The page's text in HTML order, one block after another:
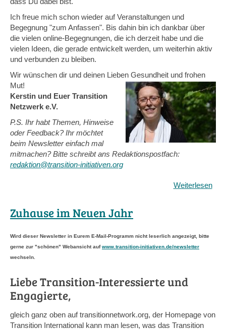
Ich freue mich schon wieder auf Veranstaltungen und
Begegnung "zum Anfassen". Bis dahin bin ich dankbar über
die vielen online-Begegnungen, die ich derzeit habe und die
vielen Ideen, die gerade entwickelt werden, um weiterhin aktiv
und verbunden zu bleiben.
Wir wünschen dir und deinen Lieben Gesundheit und frohen
Mut!
Kerstin und Euer Transition
Netzwerk e.V.
P.S. Ihr habt Themen, Hinweise
oder Feedback? Ihr möchtet
beim Newsletter einfach mal
mitmachen? Bitte schreibt ans Redaktionspostfach:
redaktion@transition-initiativen.org
Weiterlesen
Zuhause im Neuen Jahr
Wird dieser Newsletter in Eurem E-Mail-Programm nicht leserlich angezeigt, bitte
gerne zur "schönen" Webansicht aufwww.transition-initiativen.de/newsletter
wechseln.
Liebe Transition-Interessierte und
Engagierte,
gleich ganz oben auf transitionnetwork.org, der Homepage von
Transition International kann man lesen, was das Transition